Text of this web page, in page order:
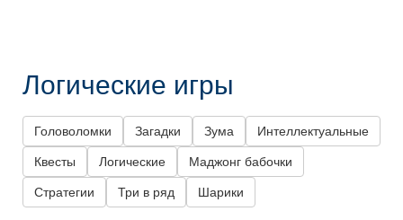
Логические игры
Головоломки Загадки Зума Интеллектуальные
Квесты Логические Маджонг бабочки
Стратегии Три в ряд Шарики